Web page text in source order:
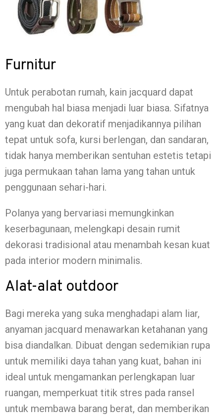
Furnitur
Untuk perabotan rumah, kain jacquard dapat
mengubah hal biasa menjadi luar biasa. Sifatnya
yang kuat dan dekoratif menjadikannya pilihan
tepat untuk sofa, kursi berlengan, dan sandaran,
tidak hanya memberikan sentuhan estetis tetapi
juga permukaan tahan lama yang tahan untuk
penggunaan sehari-hari.
Polanya yang bervariasi memungkinkan
keserbagunaan, melengkapi desain rumit
dekorasi tradisional atau menambah kesan kuat
pada interior modern minimalis.
Alat-alat outdoor
Bagi mereka yang suka menghadapi alam liar,
anyaman jacquard menawarkan ketahanan yang
bisa diandalkan. Dibuat dengan sedemikian rupa
untuk memiliki daya tahan yang kuat, bahan ini
ideal untuk mengamankan perlengkapan luar
ruangan, memperkuat titik stres pada ransel
untuk membawa barang berat, dan memberikan